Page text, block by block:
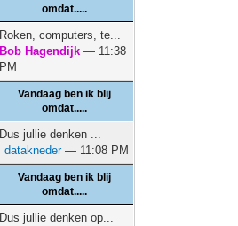
omdat.....
Roken, computers, te...
Bob Hagendijk — 11:38
PM
Vandaag ben ik blij
omdat.....
Dus jullie denken ...
datakneder— 11:08 PM
Vandaag ben ik blij
omdat.....
Dus jullie denken op...